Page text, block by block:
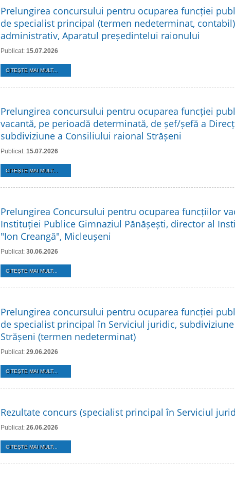
Prelungirea concursului pentru ocuparea funcției
de specialist principal (termen nedeterminat,
administrativ, Aparatul președintelui raionului
Publicat: 15.07.2026
CITEŞTE MAI MULT...
Prelungirea concursului pentru ocuparea funcției
vacantă, pe perioadă determinată, de șef/șefă a
subdiviziune a Consiliului raional Strășeni
Publicat: 15.07.2026
CITEŞTE MAI MULT...
Prelungirea Concursului pentru ocuparea funcțiilor
Instituției Publice Gimnaziul Pănășești, director al
"Ion Creangă", Micleușeni
Publicat: 30.06.2026
CITEŞTE MAI MULT...
Prelungirea concursului pentru ocuparea funcției
de specialist principal în Serviciul juridic,
Strășeni (termen nedeterminat)
Publicat: 29.06.2026
CITEŞTE MAI MULT...
Rezultate concurs (specialist principal în Serviciul
Publicat: 26.06.2026
CITEŞTE MAI MULT...